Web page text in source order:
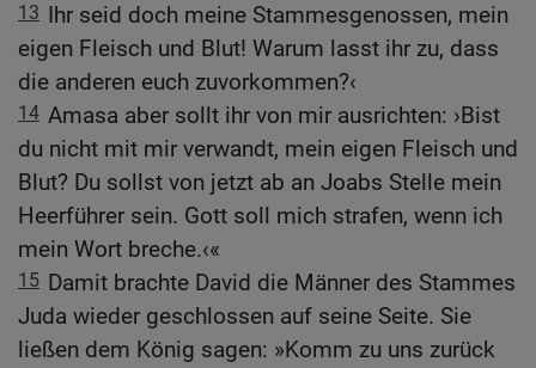
13 Ihr seid doch meine Stammesgenossen, mein
eigen Fleisch und Blut! Warum lasst ihr zu, dass
die anderen euch zuvorkommen?‹
14 Amasa aber sollt ihr von mir ausrichten: ›Bist
du nicht mit mir verwandt, mein eigen Fleisch und
Blut? Du sollst von jetzt ab an Joabs Stelle mein
Heerführer sein. Gott soll mich strafen, wenn ich
mein Wort breche.‹«
15 Damit brachte David die Männer des Stammes
Juda wieder geschlossen auf seine Seite. Sie
ließen dem König sagen: »Komm zu uns zurück